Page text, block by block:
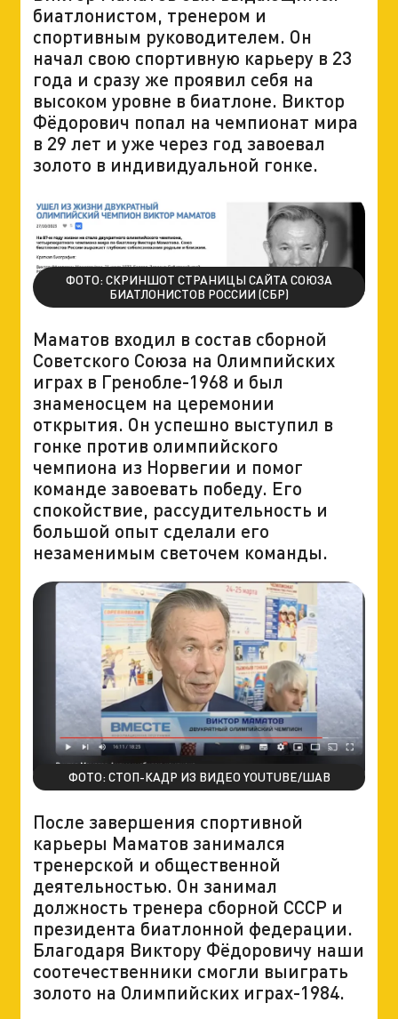
биатлонистом, тренером и
спортивным руководителем. Он
начал свою спортивную карьеру в 23
года и сразу же проявил себя на
высоком уровне в биатлоне. Виктор
Фёдорович попал на чемпионат мира
в 29 лет и уже через год завоевал
золото в индивидуальной гонке.
ФОТО: СКРИНШОТ СТРАНИЦЫ САЙТА СОЮЗА
БИАТЛОНИСТОВ РОССИИ (СБР)
Маматов входил в состав сборной
Советского Союза на Олимпийских
играх в Гренобле-1968 и был
знаменосцем на церемонии
открытия. Он успешно выступил в
гонке против олимпийского
чемпиона из Норвегии и помог
команде завоевать победу. Его
спокойствие, рассудительность и
большой опыт сделали его
незаменимым светочем команды.
ФОТО: СТОП-КАДР ИЗ ВИДЕО YOUTUBE/ШАВ
После завершения спортивной
карьеры Маматов занимался
тренерской и общественной
деятельностью. Он занимал
должность тренера сборной СССР и
президента биатлонной федерации.
Благодаря Виктору Фёдоровичу наши
соотечественники смогли выиграть
золото на Олимпийских играх-1984.